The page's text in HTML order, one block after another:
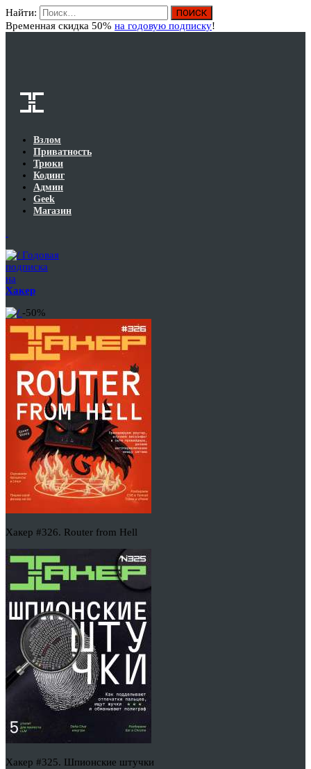
Найти:
Временная скидка 50% на годовую подписку!
Взлом
Приватность
Трюки
Кодинг
Админ
Geek
Магазин
Годовая
подписка
на
Хакер
-50%
Хакер #326. Router from Hell
Хакер #325. Шпионские штучки